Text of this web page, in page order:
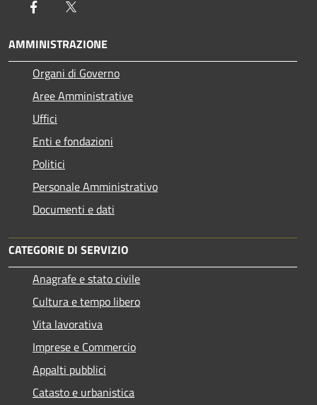
Facebook
AMMINISTRAZIONE
Organi di Governo
Aree Amministrative
Uffici
Enti e fondazioni
Politici
Personale Amministrativo
Documenti e dati
CATEGORIE DI SERVIZIO
Anagrafe e stato civile
Cultura e tempo libero
Vita lavorativa
Imprese e Commercio
Appalti pubblici
Catasto e urbanistica